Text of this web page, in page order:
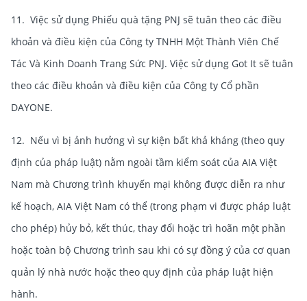
11. Việc sử dụng Phiếu quà tặng PNJ sẽ tuân theo các điều
khoản và điều kiện của Công ty TNHH Một Thành Viên Chế
Tác Và Kinh Doanh Trang Sức PNJ. Việc sử dụng Got It sẽ tuân
theo các điều khoản và điều kiện của Công ty Cổ phần
DAYONE.
12. Nếu vì bị ảnh hưởng vì sự kiện bất khả kháng (theo quy
định của pháp luật) nằm ngoài tầm kiểm soát của AIA Việt
Nam mà Chương trình khuyến mại không được diễn ra như
kế hoạch, AIA Việt Nam có thể (trong phạm vi được pháp luật
cho phép) hủy bỏ, kết thúc, thay đổi hoặc trì hoãn một phần
hoặc toàn bộ Chương trình sau khi có sự đồng ý của cơ quan
quản lý nhà nước hoặc theo quy định của pháp luật hiện
hành.